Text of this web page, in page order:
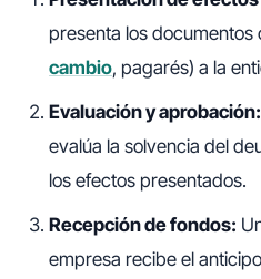
presenta los documentos
cambio, pagarés) a la
Evaluación y aprobación:
evalúa la solvencia del
los efectos presentados.
Recepción de fondos:
empresa recibe el